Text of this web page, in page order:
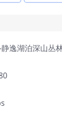
逸湖泊深山丛